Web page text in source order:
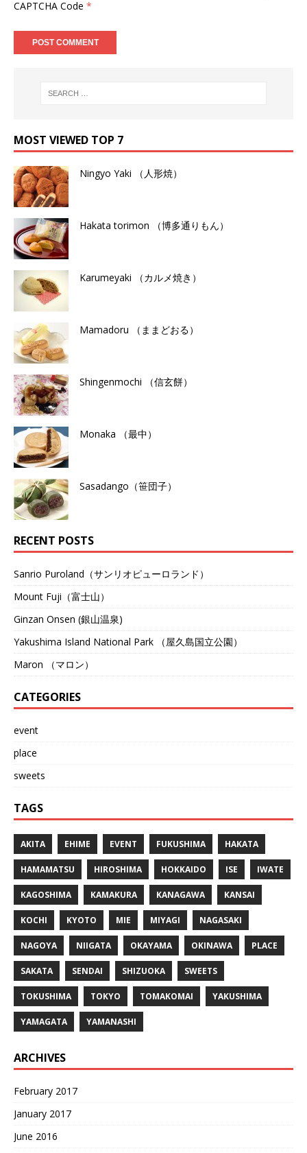
CAPTCHA Code *
MOST VIEWED TOP 7
Ningyo Yaki （人形焼）
Hakata torimon （博多通りもん）
Karumeyaki （カルメ焼き）
Mamadoru （ままどおる）
Shingenmochi （信玄餅）
Monaka （最中）
Sasadango（笹団子）
RECENT POSTS
Sanrio Puroland（サンリオピューロランド）
Mount Fuji（富士山）
Ginzan Onsen (銀山温泉)
Yakushima Island National Park （屋久島国立公園）
Maron （マロン）
CATEGORIES
event
place
sweets
TAGS
AKITA EHIME EVENT FUKUSHIMA HAKATA
HAMAMATSU HIROSHIMA HOKKAIDO ISE IWATE
KAGOSHIMA KAMAKURA KANAGAWA KANSAI
KOCHI KYOTO MIE MIYAGI NAGASAKI
NAGOYA NIIGATA OKAYAMA OKINAWA PLACE
SAKATA SENDAI SHIZUOKA SWEETS
TOKUSHIMA TOKYO TOMAKOMAI YAKUSHIMA
YAMAGATA YAMANASHI
ARCHIVES
February 2017
January 2017
June 2016